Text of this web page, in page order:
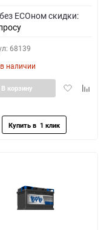
4 - прямая
ECOном скидки:
68139
наличии
Добавить
В корзину